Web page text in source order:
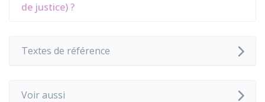
de justice) ?
Textes de référence
Voir aussi